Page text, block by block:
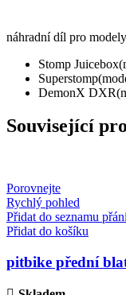
náhradní díl pro
Stomp
DemonX
Související
Porovnejte
Rychlý pohled
Přidat do seznamu
Přidat do košíku
pitbike přední